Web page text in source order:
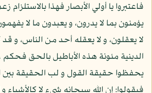
فاعتبروا يا أولي الأبصار فهذا بالاستلزام
يؤمنون بما لا يدرون، و يعبدون ما لا
لا يعقلون، و لا يعقله أحد من الناس، و
الدينية مئونة هذه الأباطيل بالحق فحكم
يحفظوا حقيقة القول و لب الحقيقة بين
فيقولوا: إن الله سبحانه شيء لا كالأشياء